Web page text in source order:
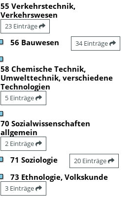
55 Verkehrstechnik,
Verkehrswesen
23 Einträge
56 Bauwesen 34 Einträge
58 Chemische Technik,
Umwelttechnik, verschiedene
Technologien
5 Einträge
70 Sozialwissenschaften
allgemein
2 Einträge
71 Soziologie 20 Einträge
73 Ethnologie, Volkskunde
3 Einträge